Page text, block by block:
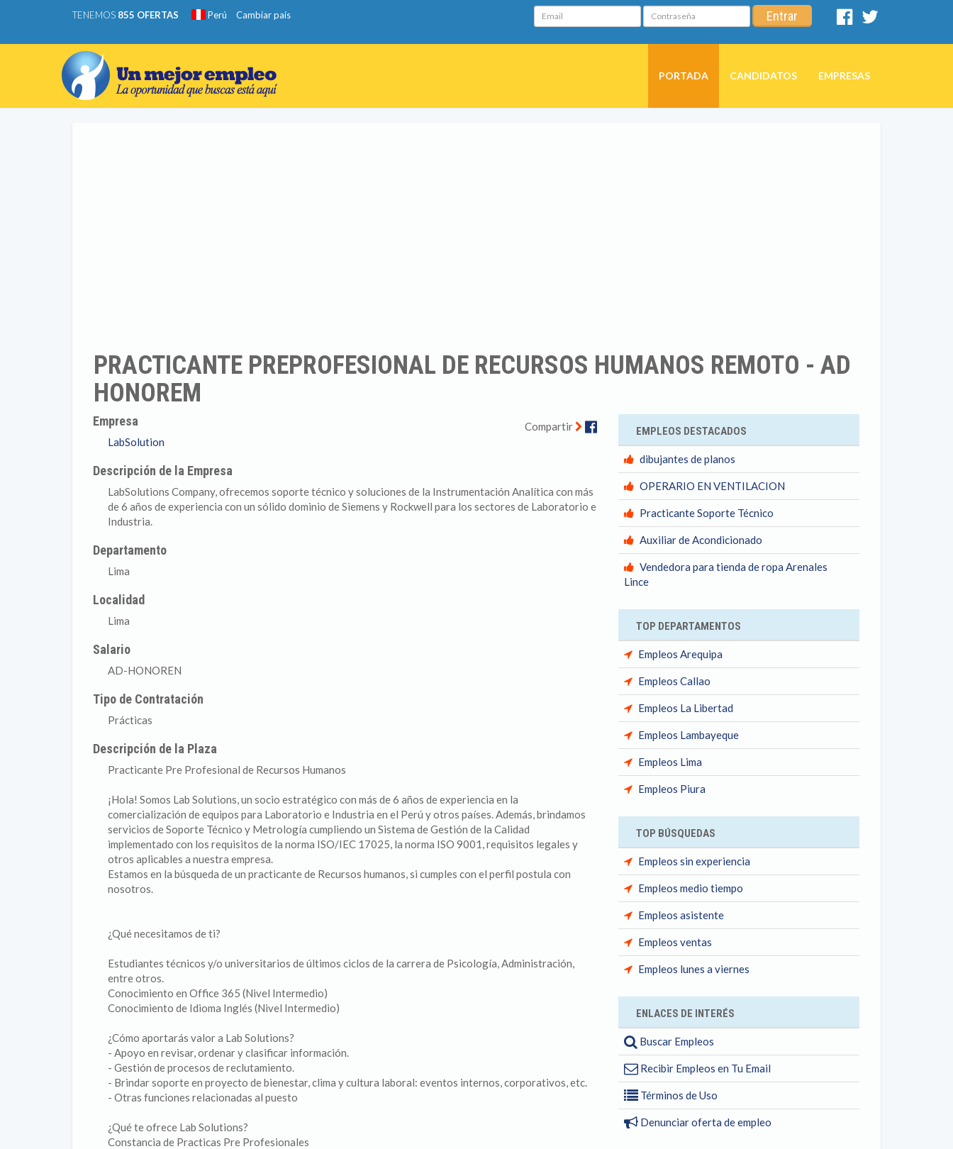
TENEMOS 855 OFERTAS Perú Cambiar país Email Contraseña Entrar
Facebook
PORTADA CANDIDATOS EMPRESAS
PRACTICANTE PREPROFESIONAL DE RECURSOS HUMANOS REMOTO - AD
HONOREM
Compartir Facebook
Empresa
LabSolution
Descripción de la Empresa
LabSolutions Company, ofrecemos soporte técnico y soluciones de la Instrumentación Analítica con más
de 6 años de experiencia con un sólido dominio de Siemens y Rockwell para los sectores de Laboratorio e
Industria.
Departamento
Lima
Localidad
Lima
Salario
AD-HONOREN
Tipo de Contratación
Prácticas
Descripción de la Plaza
Practicante Pre Profesional de Recursos Humanos
¡Hola! Somos Lab Solutions, un socio estratégico con más de 6 años de experiencia en la
comercialización de equipos para Laboratorio e Industria en el Perú y otros países. Además, brindamos
servicios de Soporte Técnico y Metrología cumpliendo un Sistema de Gestión de la Calidad
implementado con los requisitos de la norma ISO/IEC 17025, la norma ISO 9001, requisitos legales y
otros aplicables a nuestra empresa.
Estamos en la búsqueda de un practicante de Recursos humanos, si cumples con el perfil postula con
nosotros.
¿Qué necesitamos de ti?
Estudiantes técnicos y/o universitarios de últimos ciclos de la carrera de Psicología, Administración,
entre otros.
Conocimiento en Office 365 (Nivel Intermedio)
Conocimiento de Idioma Inglés (Nivel Intermedio)
¿Cómo aportarás valor a Lab Solutions?
- Apoyo en revisar, ordenar y clasificar información.
- Gestión de procesos de reclutamiento.
- Brindar soporte en proyecto de bienestar, clima y cultura laboral: eventos internos, corporativos, etc.
- Otras funciones relacionadas al puesto
¿Qué te ofrece Lab Solutions?
Constancia de Practicas Pre Profesionales
EMPLEOS DESTACADOS
dibujantes de planos
OPERARIO EN VENTILACION
Practicante Soporte Técnico
Auxiliar de Acondicionado
Vendedora para tienda de ropa Arenales
Lince
TOP DEPARTAMENTOS
Empleos Arequipa
Empleos Callao
Empleos La Libertad
Empleos Lambayeque
Empleos Lima
Empleos Piura
TOP BÚSQUEDAS
Empleos sin experiencia
Empleos medio tiempo
Empleos asistente
Empleos ventas
Empleos lunes a viernes
ENLACES DE INTERÉS
Buscar Empleos
Recibir Empleos en Tu Email
Términos de Uso
Denunciar oferta de empleo